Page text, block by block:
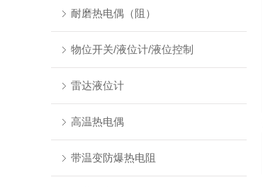
耐磨热电偶（阻）
物位开关/液位计/液位控制
雷达液位计
高温热电偶
带温变防爆热电阻